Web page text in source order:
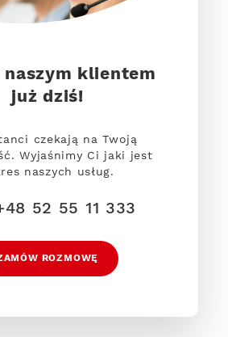
naszym klientem
już dziś!
czekają na Twoją
Wyjaśnimy Ci jaki jest
naszych usług.
52 55 11 333
ROZMOWĘ